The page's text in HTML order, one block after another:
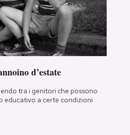
d’estate
tra i genitori che possono
educativo a certe condizioni